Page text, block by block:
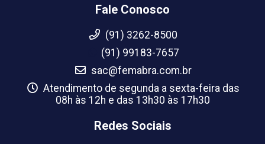
Fale Conosco
(91) 3262-8500
(91) 99183-7657
sac@femabra.com.br
Atendimento de segunda a sexta-feira das
08h às 12h e das 13h30 às 17h30
Redes Sociais